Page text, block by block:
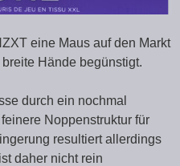
eine Maus auf den Markt
Hände begünstigt.
durch ein nochmal
Noppenstruktur für
resultiert allerdings
daher nicht rein